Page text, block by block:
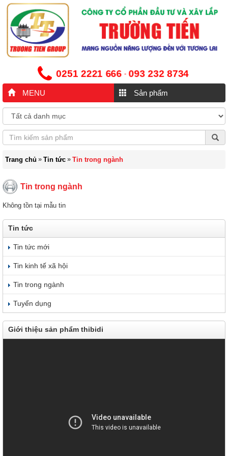
0251 2221 666 -093 232 8734
MENU Sản phẩm
Trang chủ » Tin tức » Tin trong ngành
Tin trong ngành
Không tồn tại mẫu tin
Tin tức
Tin tức mới
Tin kinh tế xã hội
Tin trong ngành
Tuyển dụng
Giới thiệu sản phẩm thibidi